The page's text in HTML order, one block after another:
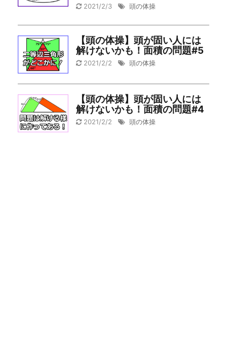
2021/2/3 頭の体操
【頭の体操】頭が固い人には
解けないかも！面積の問題#5
2021/2/2 頭の体操
【頭の体操】頭が固い人には
解けないかも！面積の問題#4
2021/2/2 頭の体操